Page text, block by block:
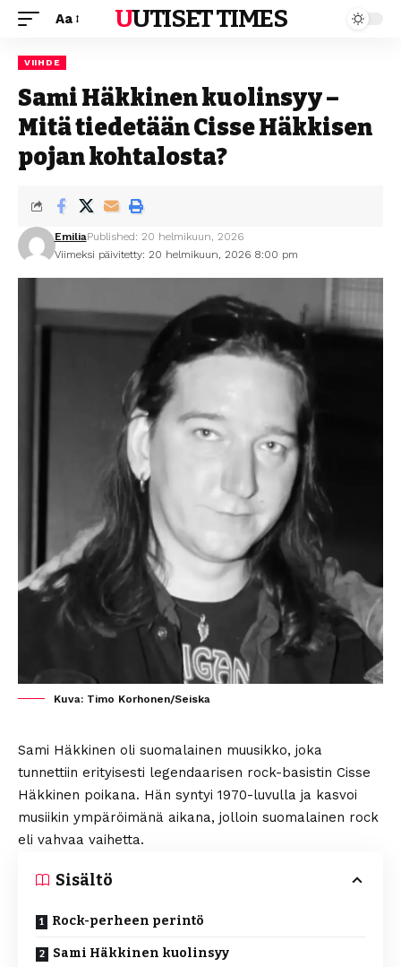
Aa UUTISET TIMES
VIIHDE
Sami Häkkinen kuolinsyy –
Mitä tiedetään Cisse Häkkisen
pojan kohtalosta?
Viimeksi päivitetty: 20 helmikuun, 2026 8:00 pm
EmiliaPublished: 20 helmikuun, 2026
Kuva: Timo Korhonen/Seiska
Sami Häkkinen oli suomalainen muusikko, joka
tunnettiin erityisesti legendaarisen rock-basistin Cisse
Häkkinen poikana. Hän syntyi 1970-luvulla ja kasvoi
musiikin ympäröimänä aikana, jolloin suomalainen rock
eli vahvaa vaihetta.
Sisältö
Rock-perheen perintö
Sami Häkkinen kuolinsyy